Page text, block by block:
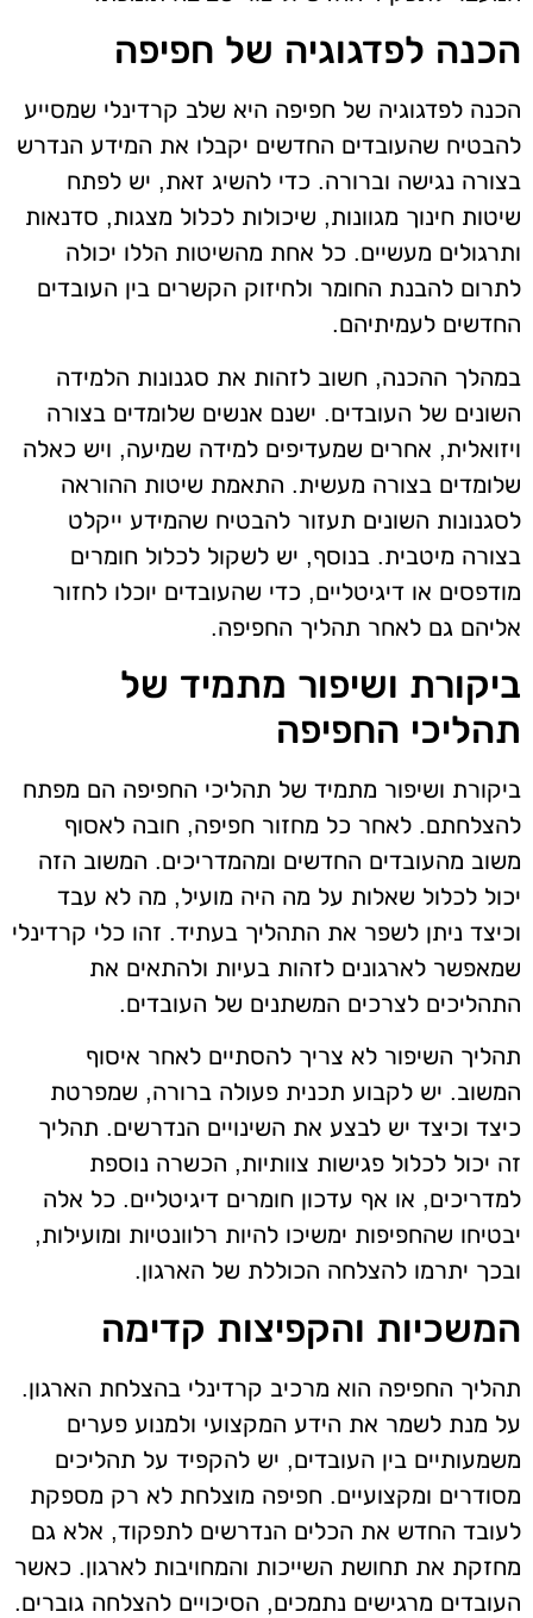
הכנה לפדגוגיה של חפיפה
הכנה לפדגוגיה של חפיפה היא שלב קרדינלי שמסייע
להבטיח שהעובדים החדשים יקבלו את המידע הנדרש
בצורה נגישה וברורה. כדי להשיג זאת, יש לפתח
שיטות חינוך מגוונות, שיכולות לכלול מצגות, סדנאות
ותרגולים מעשיים. כל אחת מהשיטות הללו יכולה
לתרום להבנת החומר ולחיזוק הקשרים בין העובדים
החדשים לעמיתיהם.
במהלך ההכנה, חשוב לזהות את סגנונות הלמידה
השונים של העובדים. ישנם אנשים שלומדים בצורה
ויזואלית, אחרים שמעדיפים למידה שמיעה, ויש כאלה
שלומדים בצורה מעשית. התאמת שיטות ההוראה
לסגנונות השונים תעזור להבטיח שהמידע ייקלט
בצורה מיטבית. בנוסף, יש לשקול לכלול חומרים
מודפסים או דיגיטליים, כדי שהעובדים יוכלו לחזור
אליהם גם לאחר תהליך החפיפה.
ביקורת ושיפור מתמיד של
תהליכי החפיפה
ביקורת ושיפור מתמיד של תהליכי החפיפה הם מפתח
להצלחתם. לאחר כל מחזור חפיפה, חובה לאסוף
משוב מהעובדים החדשים ומהמדריכים. המשוב הזה
יכול לכלול שאלות על מה היה מועיל, מה לא עבד
וכיצד ניתן לשפר את התהליך בעתיד. זהו כלי קרדינלי
שמאפשר לארגונים לזהות בעיות ולהתאים את
התהליכים לצרכים המשתנים של העובדים.
תהליך השיפור לא צריך להסתיים לאחר איסוף
המשוב. יש לקבוע תכנית פעולה ברורה, שמפרטת
כיצד וכיצד יש לבצע את השינויים הנדרשים. תהליך
זה יכול לכלול פגישות צוותיות, הכשרה נוספת
למדריכים, או אף עדכון חומרים דיגיטליים. כל אלה
יבטיחו שהחפיפות ימשיכו להיות רלוונטיות ומועילות,
ובכך יתרמו להצלחה הכוללת של הארגון.
המשכיות והקפיצות קדימה
תהליך החפיפה הוא מרכיב קרדינלי בהצלחת הארגון.
על מנת לשמר את הידע המקצועי ולמנוע פערים
משמעותיים בין העובדים, יש להקפיד על תהליכים
מסודרים ומקצועיים. חפיפה מוצלחת לא רק מספקת
לעובד החדש את הכלים הנדרשים לתפקוד, אלא גם
מחזקת את תחושת השייכות והמחויבות לארגון. כאשר
העובדים מרגישים נתמכים, הסיכויים להצלחה גוברים.